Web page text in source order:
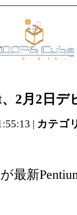
2月2日デ
| カテゴ
最新